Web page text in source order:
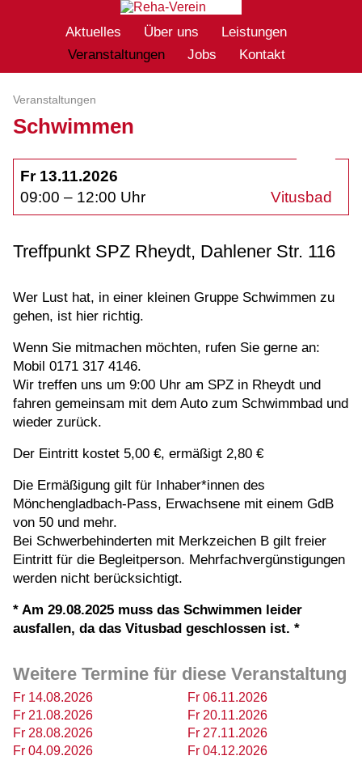
Aktuelles Über uns
Leistungen
Veranstaltungen
Jobs Kontakt
Veranstaltungen
Schwimmen
Fr 13.11.2026
09:00 – 12:00 Uhr
Vitusbad
Treffpunkt SPZ Rheydt, Dahlener Str. 116
Wer Lust hat, in einer kleinen Gruppe Schwimmen zu
gehen, ist hier richtig.
Wenn Sie mitmachen möchten, rufen Sie gerne an:
Mobil 0171 317 4146.
Wir treffen uns um 9:00 Uhr am SPZ in Rheydt und
fahren gemeinsam mit dem Auto zum Schwimmbad und
wieder zurück.
Der Eintritt kostet 5,00 €, ermäßigt 2,80 €
Die Ermäßigung gilt für Inhaber*innen des
Mönchengladbach-Pass, Erwachsene mit einem GdB
von 50 und mehr.
Bei Schwerbehinderten mit Merkzeichen B gilt freier
Eintritt für die Begleitperson. Mehrfachvergünstigungen
werden nicht berücksichtigt.
* Am 29.08.2025 muss das Schwimmen leider
ausfallen, da das Vitusbad geschlossen ist. *
Weitere Termine für diese Veranstaltung
Fr 14.08.2026
Fr 21.08.2026
Fr 28.08.2026
Fr 04.09.2026
Fr 06.11.2026
Fr 20.11.2026
Fr 27.11.2026
Fr 04.12.2026